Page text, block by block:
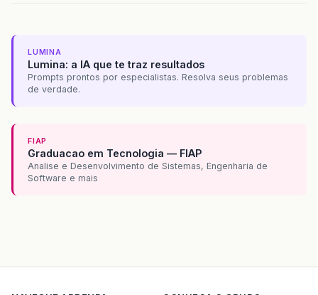
LUMINA
Lumina: a IA que te traz resultados
Prompts prontos por especialistas. Resolva seus problemas
de verdade.
FIAP
Graduacao em Tecnologia — FIAP
Analise e Desenvolvimento de Sistemas, Engenharia de
Software e mais